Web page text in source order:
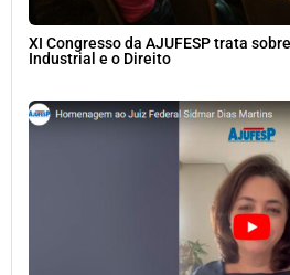
XI Congresso da AJUFESP trata
Industrial e o Direito